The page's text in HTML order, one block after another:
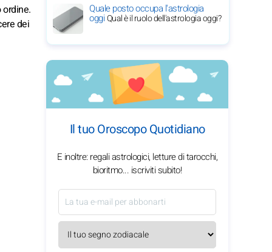
dei
Quale posto occupa l'astrologia
oggiQual è il ruolo dell'astrologia oggi?
Il tuo Oroscopo Quotidiano
E inoltre: regali astrologici, letture di tarocchi,
bioritmo... iscriviti subito!